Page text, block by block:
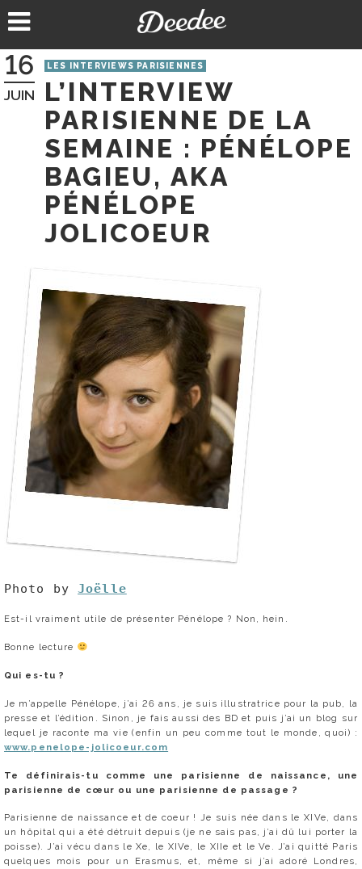
au
16
JUIN
LES INTERVIEWS PARISIENNES
L’INTERVIEW
PARISIENNE DE LA
SEMAINE : PÉNÉLOPE
BAGIEU, AKA
PÉNÉLOPE
JOLICOEUR
Photo byJoëlle
Est-il vraiment utile de présenter Pénélope ? Non, hein.
Bonne lecture
Qui es-tu ?
Je m’appelle Pénélope, j’ai 26 ans, je suis illustratrice pour la pub, la
presse et l’édition. Sinon, je fais aussi des BD et puis j’ai un blog sur
lequel je raconte ma vie (enfin un peu comme tout le monde, quoi) :
www.penelope-jolicoeur.com
Te définirais-tu comme une parisienne de naissance, une
parisienne de cœur ou une parisienne de passage ?
Parisienne de naissance et de coeur ! Je suis née dans le XIVe, dans
un hôpital qui a été détruit depuis (je ne sais pas, j’ai dû lui porter la
poisse). J’ai vécu dans le Xe, le XIVe, le XIIe et le Ve. J’ai quitté Paris
quelques mois pour un Erasmus, et, même si j’ai adoré Londres,